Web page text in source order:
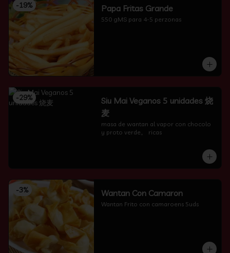
-19% Papa Fritas Grande
550 gMS para 4-5 perzonas
-29%
Siu Mai Veganos 5 unidades 烧
麦
masa de wantan al vapor con chocolo
y proto verde。 ricas
-3% Wantan Con Camaron
Wantan Frito con camaroens 5uds